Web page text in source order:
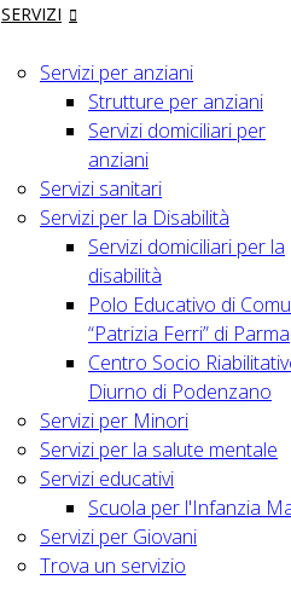
SERVIZI
Servizi per anziani
Strutture per anziani
Servizi domiciliari per
anziani
Servizi sanitari
Servizi per la Disabilità
Servizi domiciliari per la
disabilità
Polo Educativo di
“Patrizia Ferri” di Parma
Centro Socio
Diurno di Podenzano
Servizi per Minori
Servizi per la salute mentale
Servizi educativi
Scuola per l'Infanzia
Servizi per Giovani
Trova un servizio